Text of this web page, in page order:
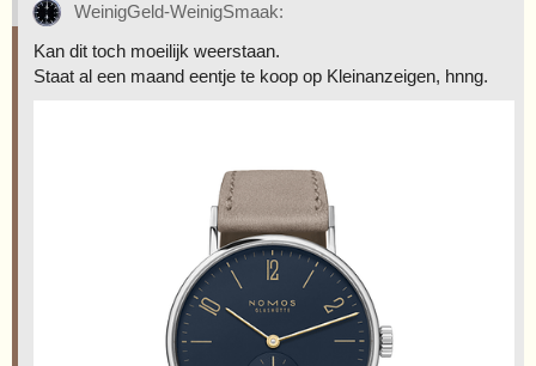
WeinigGeld-WeinigSmaak:
Kan dit toch moeilijk weerstaan.
Staat al een maand eentje te koop op Kleinanzeigen, hnng.